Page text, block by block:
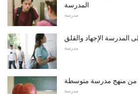
المدرسة
مدرسة
المدرسة الإجهاد والقلق
مدرسة
من منهج مدرسة متوسطة
مدرسة